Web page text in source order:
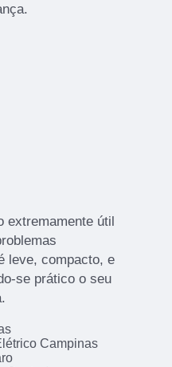
extremamente útil
leve, compacto, e
se prático o seu
Campinas